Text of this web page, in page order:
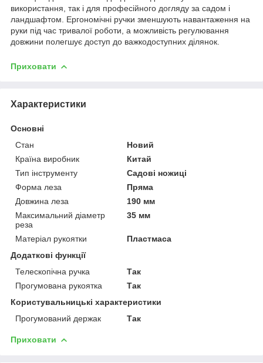
використання, так і для професійного догляду за садом і
ландшафтом. Ергономічні ручки зменшують навантаження на
руки під час тривалої роботи, а можливість регулювання
довжини полегшує доступ до важкодоступних ділянок.
Приховати
Характеристики
Основні
Стан
Новий
Країна виробник
Китай
Тип інструменту
Садові ножиці
Форма леза
Пряма
Довжина леза
190 мм
Максимальний діаметр
реза
35 мм
Матеріал рукоятки
Пластмаса
Додаткові функції
Телескопічна ручка
Так
Прогумована рукоятка
Так
Користувальницькі характеристики
Прогумований держак
Так
Приховати